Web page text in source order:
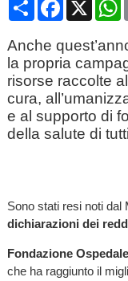
Anche
la propria
risorse raccolte
cura,
e al supporto di
della salute di tutti
Sono stati resi noti dal
dichiarazioni dei
Fondazione
che ha raggiunto il